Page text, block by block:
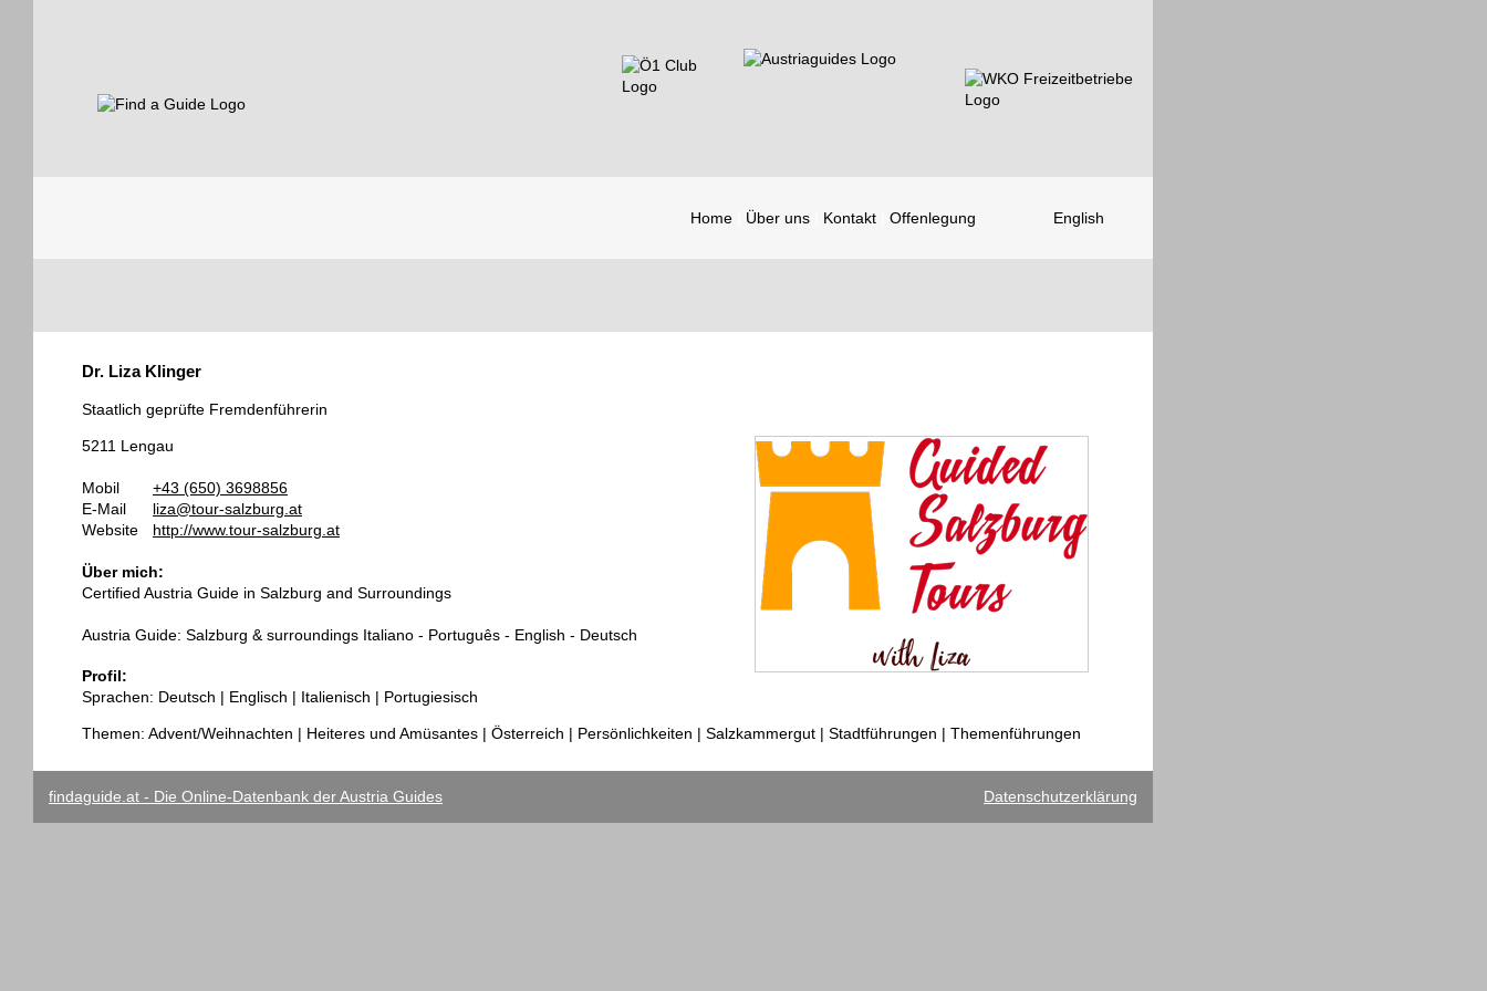
Home Über uns Kontakt Offenlegung English
Guides
Dr. Liza Klinger
Staatlich geprüfte Fremdenführerin
5211 Lengau
Mobil
+43 (650) 3698856
E-Mail
liza@tour-salzburg.at
Website
http://www.tour-salzburg.at
Über mich:
Certified Austria Guide in Salzburg and Surroundings
Austria Guide: Salzburg & surroundings Italiano - Português - English - Deutsch
Profil:
Sprachen: Deutsch | Englisch | Italienisch | Portugiesisch
Themen: Advent/Weihnachten | Heiteres und Amüsantes | Österreich | Persönlichkeiten | Salzkammergut | Stadtführungen | Themenführungen
findaguide.at - Die Online-Datenbank der Austria Guides Datenschutzerklärung